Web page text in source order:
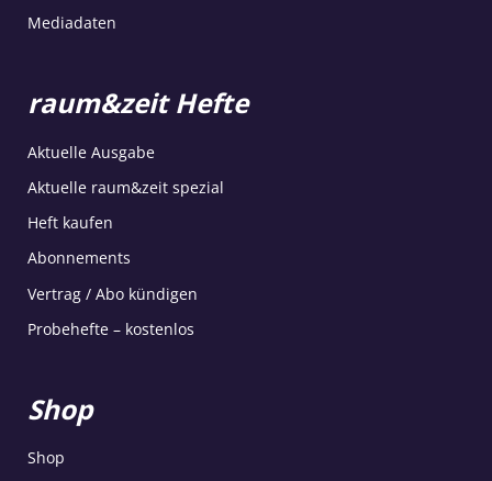
Mediadaten
raum&zeit Hefte
Aktuelle Ausgabe
Aktuelle raum&zeit spezial
Heft kaufen
Abonnements
Vertrag / Abo kündigen
Probehefte – kostenlos
Shop
Shop